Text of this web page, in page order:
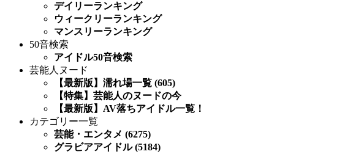
デイリーランキング
ウィークリーランキング
マンスリーランキング
50音検索
アイドル50音検索
芸能人ヌード
【最新版】濡れ場一覧 (605)
【特集】芸能人のヌードの今
【最新版】AV落ちアイドル一覧！
カテゴリー一覧
芸能・エンタメ (6275)
グラビアアイドル (5184)